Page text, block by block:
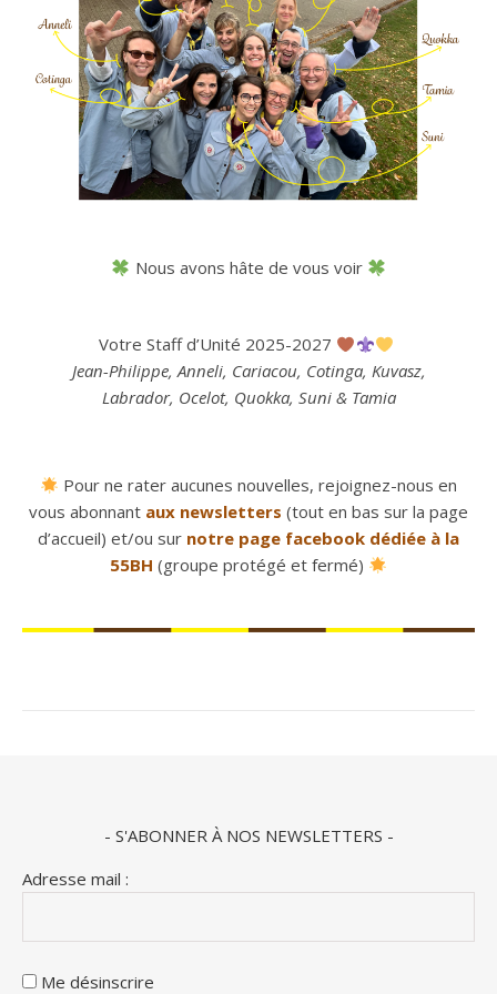
Nous avons hâte de vous voir
Votre Staff d’Unité 2025-2027
Jean-Philippe, Anneli, Cariacou, Cotinga, Kuvasz,
Labrador, Ocelot, Quokka, Suni & Tamia
Pour ne rater aucunes nouvelles, rejoignez-nous en
vous abonnant aux newsletters (tout en bas sur la page
d’accueil) et/ou sur notre page facebook dédiée à la
55BH (groupe protégé et fermé)
- S'ABONNER À NOS NEWSLETTERS -
Adresse mail :
Me désinscrire